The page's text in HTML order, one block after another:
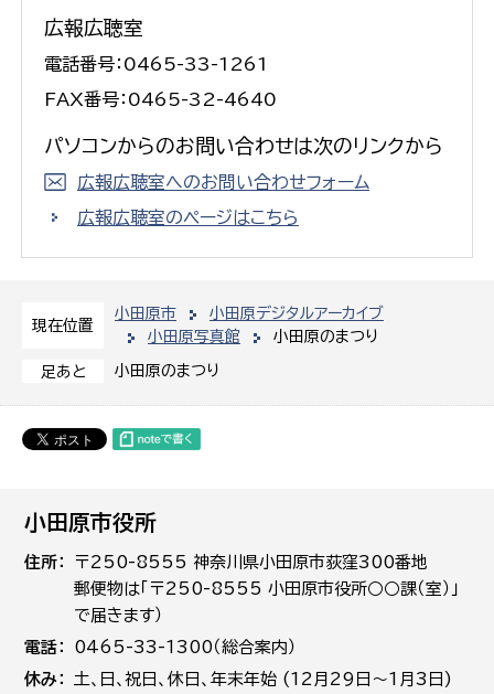
現在位置
小田原市
小田原デジタルアーカイブ
小田原写真館
小田原のまつり
足あと 小田原のまつり
広報広聴室
電話番号：0465-33-1261
FAX番号：0465-32-4640
パソコンからのお問い合わせは次のリンクから
広報広聴室へのお問い合わせフォーム
広報広聴室のページはこちら
小田原市役所
住所
〒250-8555 神奈川県小田原市荻窪300番地
郵便物は「〒250-8555 小田原市役所○○課（室）」
で届きます）
電話
0465-33-1300（総合案内）
休み
土､日､祝日、休日、年末年始 (12月29日～1月3日)